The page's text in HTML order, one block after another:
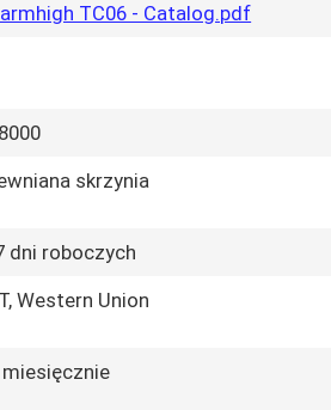
TC06 - Catalog.pdf
skrzynia
dni roboczych
Western Union
miesięcznie